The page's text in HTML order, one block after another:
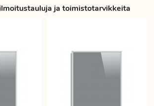
ja toimistotarvikkeita